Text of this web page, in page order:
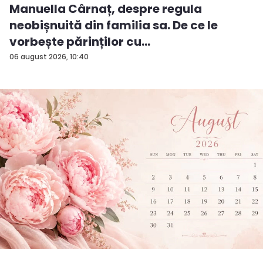
06 august 2026, 10:40
Manuella Cârnaț, despre regula
neobișnuită din familia sa. De ce le
vorbește părinților cu
„dumneavoastră...